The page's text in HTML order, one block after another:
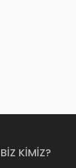
BİZ KİMİZ?